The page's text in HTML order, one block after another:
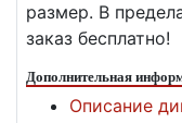
размер. В
заказ бесплатно!
Дополнительная
Описание